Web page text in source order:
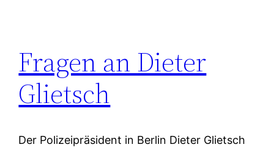
Fragen an Dieter
Glietsch
Der Polizeipräsident in Berlin Dieter Glietsch